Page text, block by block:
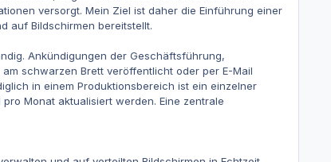
versorgt. Mein Ziel ist daher die Einführung einer
auf Bildschirmen bereitstellt.
Ankündigungen der Geschäftsführung,
schwarzen Brett veröffentlicht oder per E-Mail
in einem Produktionsbereich ist ein einzelner
Monat aktualisiert werden. Eine zentrale